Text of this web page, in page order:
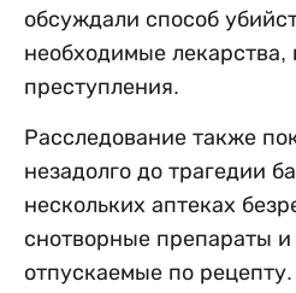
обсуждали способ
необходимые
преступления.
Расследование также
незадолго до трагедии
нескольких аптеках
снотворные препараты и
отпускаемые по